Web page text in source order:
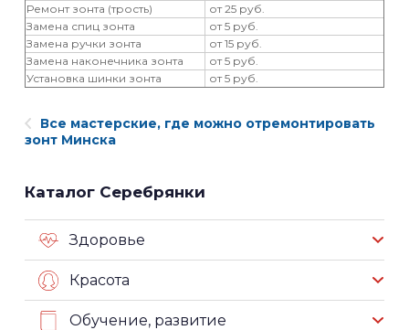
Ремонт зонта (трость)
от 25 руб.
Замена спиц зонта
от 5 руб.
Замена ручки зонта
от 15 руб.
Замена наконечника зонта
от 5 руб.
Установка шинки зонта
от 5 руб.
Все мастерские, где можно отремонтировать
зонт Минска
Каталог Серебрянки
Здоровье
Красота
Обучение, развитие